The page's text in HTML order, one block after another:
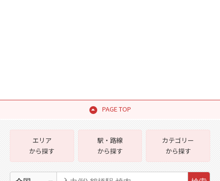
PAGE TOP
エリア
から探す
駅・路線
から探す
カテゴリー
から探す